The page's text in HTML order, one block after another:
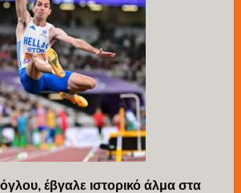
έβγαλε ιστορικό άλμα στα